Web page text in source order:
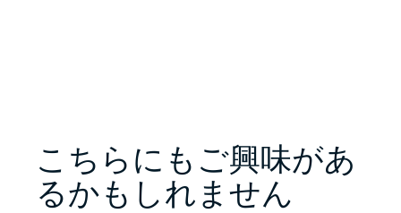
こちらにもご興味があ
るかもしれません